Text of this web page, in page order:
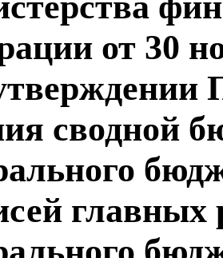
от 30
сводной
главных